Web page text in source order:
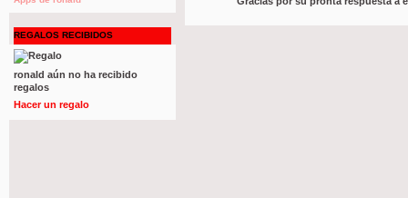
REGALOS RECIBIDOS
ronald aún no ha recibido
regalos
Hacer un regalo